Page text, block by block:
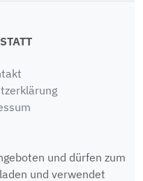
und dürfen zum
und verwendet